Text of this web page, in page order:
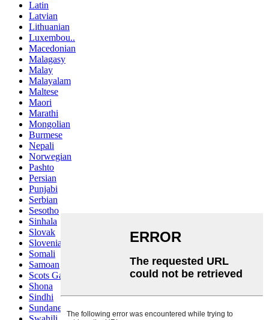
Latin
Latvian
Lithuanian
Luxembou..
Macedonian
Malagasy
Malay
Malayalam
Maltese
Maori
Marathi
Mongolian
Burmese
Nepali
Norwegian
Pashto
Persian
Punjabi
Serbian
Sesotho
Sinhala
Slovak
Slovenian
Somali
Samoan
Scots Gaelic
Shona
Sindhi
Sundanese